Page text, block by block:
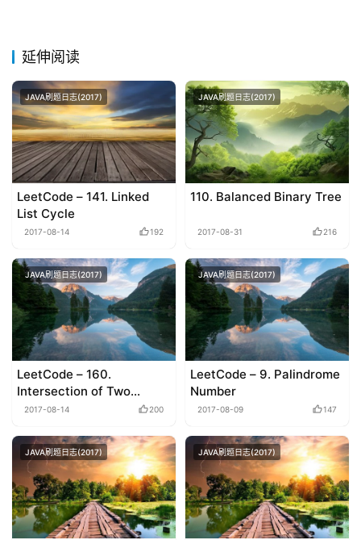
延伸阅读
JAVA刷题日志(2017)
LeetCode – 141. Linked
List Cycle
2017-08-14 192
JAVA刷题日志(2017)
110. Balanced Binary Tree
2017-08-31 216
JAVA刷题日志(2017)
LeetCode – 160.
Intersection of Two
Linked Lists
2017-08-14 200
JAVA刷题日志(2017)
LeetCode – 9. Palindrome
Number
2017-08-09 147
JAVA刷题日志(2017) JAVA刷题日志(2017)